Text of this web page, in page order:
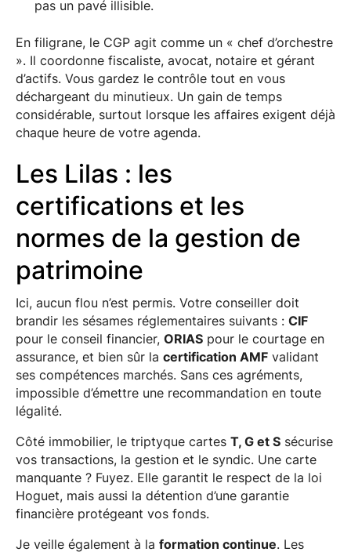
pas un pavé illisible.
En filigrane, le CGP agit comme un « chef d’orchestre
». Il coordonne fiscaliste, avocat, notaire et gérant
d’actifs. Vous gardez le contrôle tout en vous
déchargeant du minutieux. Un gain de temps
considérable, surtout lorsque les affaires exigent déjà
chaque heure de votre agenda.
Les Lilas : les
certifications et les
normes de la gestion de
patrimoine
Ici, aucun flou n’est permis. Votre conseiller doit
brandir les sésames réglementaires suivants : CIF
pour le conseil financier, ORIASpour le courtage en
assurance, et bien sûr la certification AMFvalidant
ses compétences marchés. Sans ces agréments,
impossible d’émettre une recommandation en toute
légalité.
Côté immobilier, le triptyque cartes T, G et Ssécurise
vos transactions, la gestion et le syndic. Une carte
manquante ? Fuyez. Elle garantit le respect de la loi
Hoguet, mais aussi la détention d’une garantie
financière protégeant vos fonds.
Je veille également à la formation continue. Les